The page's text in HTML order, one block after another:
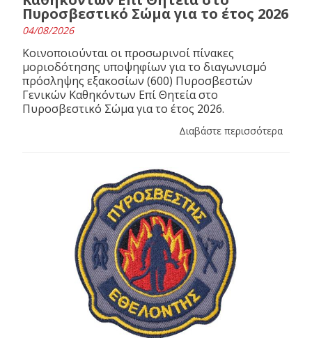
Πυροσβεστικό Σώμα για το έτος 2026
04/08/2026
Κοινοποιούνται οι προσωρινοί πίνακες
μοριοδότησης υποψηφίων για το διαγωνισμό
πρόσληψης εξακοσίων (600) Πυροσβεστών
Γενικών Καθηκόντων Επί Θητεία στο
Πυροσβεστικό Σώμα για το έτος 2026.
Διαβάστε περισσότερα